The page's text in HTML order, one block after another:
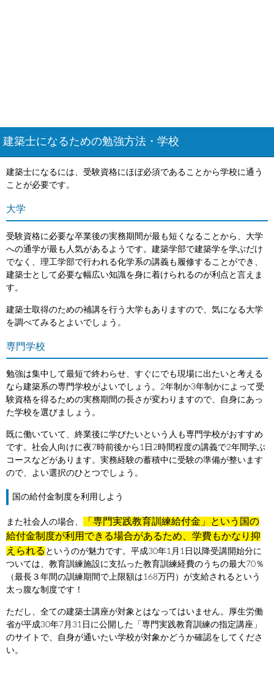
建築士になるための勉強方法・学校
建築士になるには、受験資格にほぼ必須であることから学校に通う
ことが必要です。
大学
受験資格に必要な卒業後の実務期間が最も短くなることから、大学
への通学が最も人気があるようです。建築学部で建築学を学ぶだけ
でなく、理工学部で行われる化学系の講義も履修することができ、
建築士として必要な幅広い知識を身に着けられるのが利点と言えま
す。
建築士取得のための補講を行う大学もありますので、気になる大学
を調べてみるとよいでしょう。
専門学校
勉強は集中して最短で終わらせ、すぐにでも現場に出たいと考える
なら建築系の専門学校がよいでしょう。2年制か3年制かによって受
験資格を得るための実務期間の長さが変わりますので、自身にあっ
た学校を選びましょう。
既に働いていて、終業後に学びたいという人も専門学校がおすすめ
です。社会人向けに夜7時前後から1日2時間程度の講義で2年間学ぶ
コースなどがあります。実務経験の蓄積中に受験の準備が整います
ので、よい選択のひとつでしょう。
国の給付金制度を利用しよう
また社会人の場合、
「専門実践教育訓練給付金」という国の
給付金制度が利用できる場合があるため、学費もかなり抑
えられる というのが魅力です。平成30年1月1日以降受講開始分に
ついては、教育訓練施設に支払った教育訓練経費のうちの最大70％
（最長３年間の訓練期間で上限額は168万円）が支給されるという
太っ腹な制度です！
ただし、全ての建築士講座が対象とはなってはいません。厚生労働
省が平成30年7月31日に公開した「 専門実践教育訓練の指定講座 」
のサイトで、自身が通いたい学校が対象かどうか確認をしてくださ
い。